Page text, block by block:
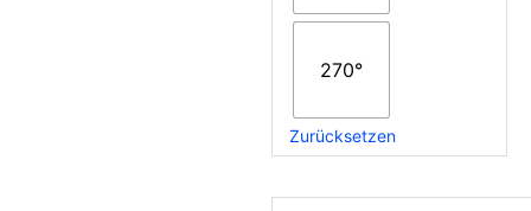
270°
Zurücksetzen
leise
180°/270°
Menge